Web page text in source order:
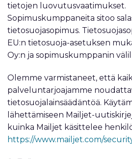
tietojen luovutusvaatimukset.
Sopimuskumppaneita sitoo
tietosuojasopimus.
EU:n tietosuoja-asetuksen
Oy:n ja sopimuskumppanin
Olemme varmistaneet, että
palveluntarjoajamme
tietosuojalainsäädäntöä.
lähettämiseen Mailjet-
kuinka Mailjet käsittelee
https://www.mailjet.com/